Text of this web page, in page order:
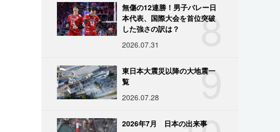
8
無傷の12連勝！男子バレー日
本代表、国際大会を首位突破
した強さの訳は？
2026.07.31
9
東日本大震災以降の大地震一
覧
2026.07.28
2026年7月 日本の出来事